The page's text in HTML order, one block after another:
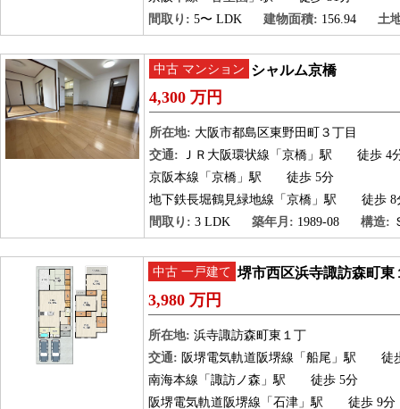
間取り: 5〜 LDK 建物面積: 156.94 土
中古 マンション シャルム京橋
4,300 万円
所在地: 大阪市都島区東野田町３丁目
交通: ＪＲ大阪環状線「京橋」駅
徒歩 4
京阪本線「京橋」駅
徒歩 5分
地下鉄長堀鶴見緑地線「京橋」駅
徒歩 8
間取り: 3 LDK 築年月: 1989-08 構造:
中古 一戸建て 堺市西区浜寺諏訪森町東
3,980 万円
所在地: 浜寺諏訪森町東１丁
交通: 阪堺電気軌道阪堺線「船尾」駅
徒
南海本線「諏訪ノ森」駅
徒歩 5分
阪堺電気軌道阪堺線「石津」駅
徒歩 9分